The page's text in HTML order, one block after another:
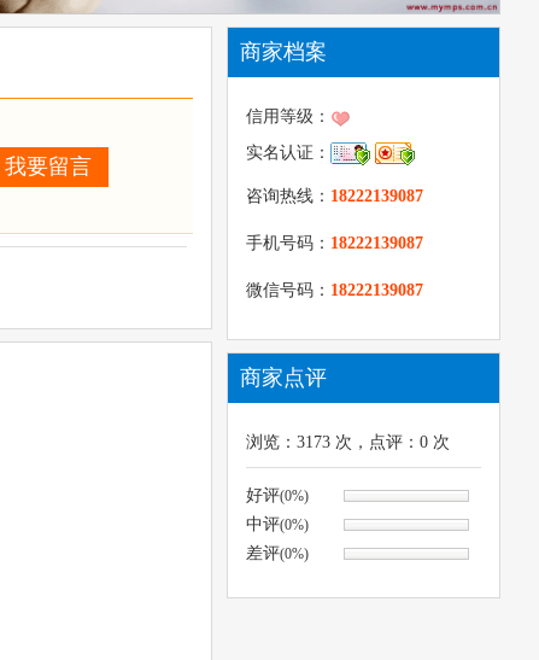
商家档案
信用等级：
实名认证：
咨询热线： 18222139087
手机号码： 18222139087
微信号码： 18222139087
商家点评
浏览： 3173 次，点评： 0 次
好评(0%)
中评(0%)
差评(0%)
我要留言